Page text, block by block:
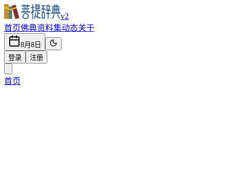
v2
首页佛典资料集动态关于
8月8日
登录
注册
首页